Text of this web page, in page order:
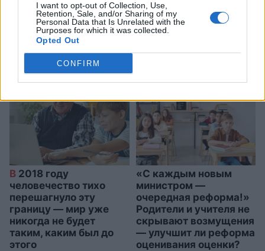
I want to opt-out of Collection, Use,
Retention, Sale, and/or Sharing of my
Personal Data that Is Unrelated with the
Purposes for which it was collected.
Opted Out
CONFIRM
пещерах: Европа
переживает лето, которое
пугает всех
В 2018 году
человечество тихо
перешагнуло эту
границу — мир уже
никогда не будет
таким, каким был до
этого
«С каждым новым
министром —
очередная реформа!»
Родители и учителя не
скрывают возмущения
— улучшит ли реформа
оценивания оценки?